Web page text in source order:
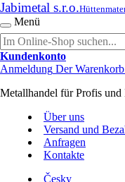
Jabimetal s.r.o.
Menü
Kundenkonto
Anmeldung Der
Metallhandel für Profis und
Über uns
Versand und
Anfragen
Kontakte
Česky